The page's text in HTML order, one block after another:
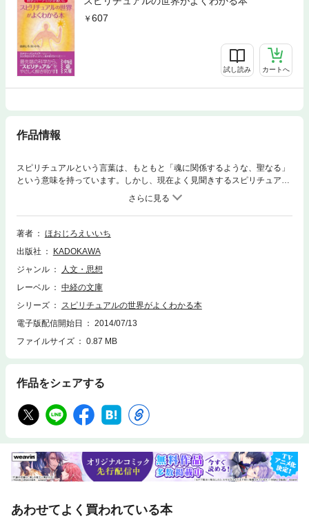
607
試し読み カートへ
作品情報
スピリチュアルという言葉は、もともと「魂に関係するような、聖なる」
という意味を持っています。しかし、現在よく見聞きするスピリチュアル
については、何か怪しい思いを抱いている人も多いのではないでしょう
か。本書は、科学ジャーナリストである著者が、スピリチュアルの世界を
最先端の科学から解くとどうなるかを、人間関係や食事など、日常生活の
トピックに即しながらわかりやすく解説しています。
著者
ほおじろえいいち
出版社
KADOKAWA
ジャンル
人文・思想
レーベル
中経の文庫
シリーズ
スピリチュアルの世界がよくわかる本
電子版配信開始日
2014/07/13
ファイルサイズ
0.87 MB
作品をシェアする
あわせてよく買われている本